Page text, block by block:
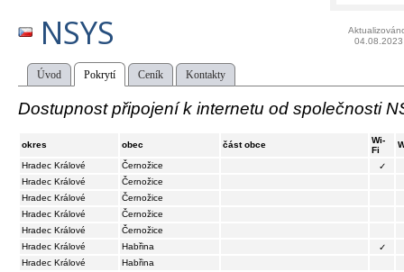
NSYS
04.08.2023
Úvod Pokrytí Ceník Kontakty
Dostupnost připojení k internetu od společnosti
okres obec část obce
Wi-
Fi
Hradec Králové Černožice
✓
Hradec Králové
Černožice
Hradec Králové
Černožice
Hradec Králové
Černožice
Hradec Králové
Černožice
Hradec Králové
Habřina
✓
Hradec Králové
Habřina